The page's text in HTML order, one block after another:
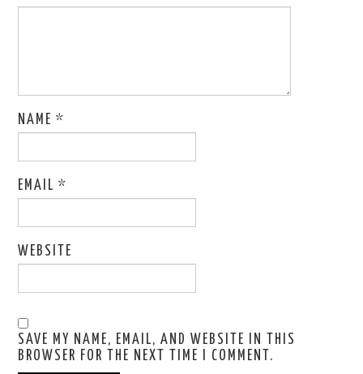
NAME*
EMAIL*
WEBSITE
SAVE MY NAME, EMAIL, AND WEBSITE IN THIS
BROWSER FOR THE NEXT TIME I COMMENT.